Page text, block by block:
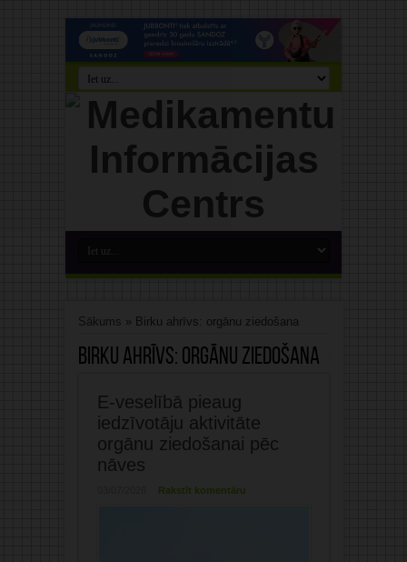
Sākums » Birku ahrīvs: orgānu ziedošana
Birku ahrīvs: orgānu ziedošana
E-veselībā pieaug
iedzīvotāju aktivitāte
orgānu ziedošanai pēc
nāves
Rakstīt komentāru